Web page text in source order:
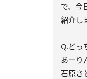
で、今
紹介し
Q.どっ
あーり
石原さ